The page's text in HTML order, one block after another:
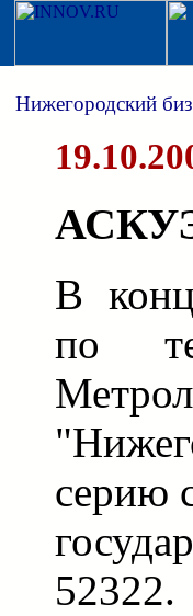
Нижегородский
В
по
серию
52322.